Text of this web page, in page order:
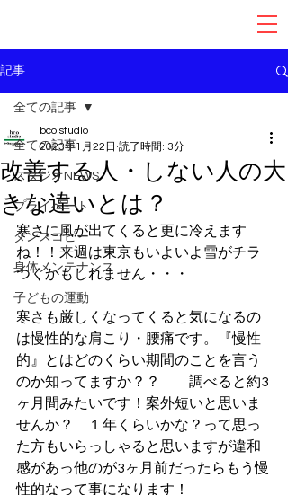
記事
全ての記事
スタジオNEWS
プライベート
ダンスコピー
身体メンテナンス
子どもの運動
全ての記事
改善する人・しない人の大
きな違いとは？
bco studio
2023年1月22日 読了時間: 3分
寒さに風が出てくると更に冷えます
ね！！来週は東京もいよいよ雪がチラ
つくかもしれません・・・
寒さも厳しくなってくると気になるの
は慢性的な肩こり・腰痛です。『慢性
的』とはどのくらい期間のことを言う
のか知ってますか？？　　調べると約3
ヶ月間みたいです！案外短いと思いま
せんか？　１年くらいかな？って思っ
た方もいらっしゃると思いますが違和
感があっ他のが3ヶ月前だったらもう慢
性的なって事になります！